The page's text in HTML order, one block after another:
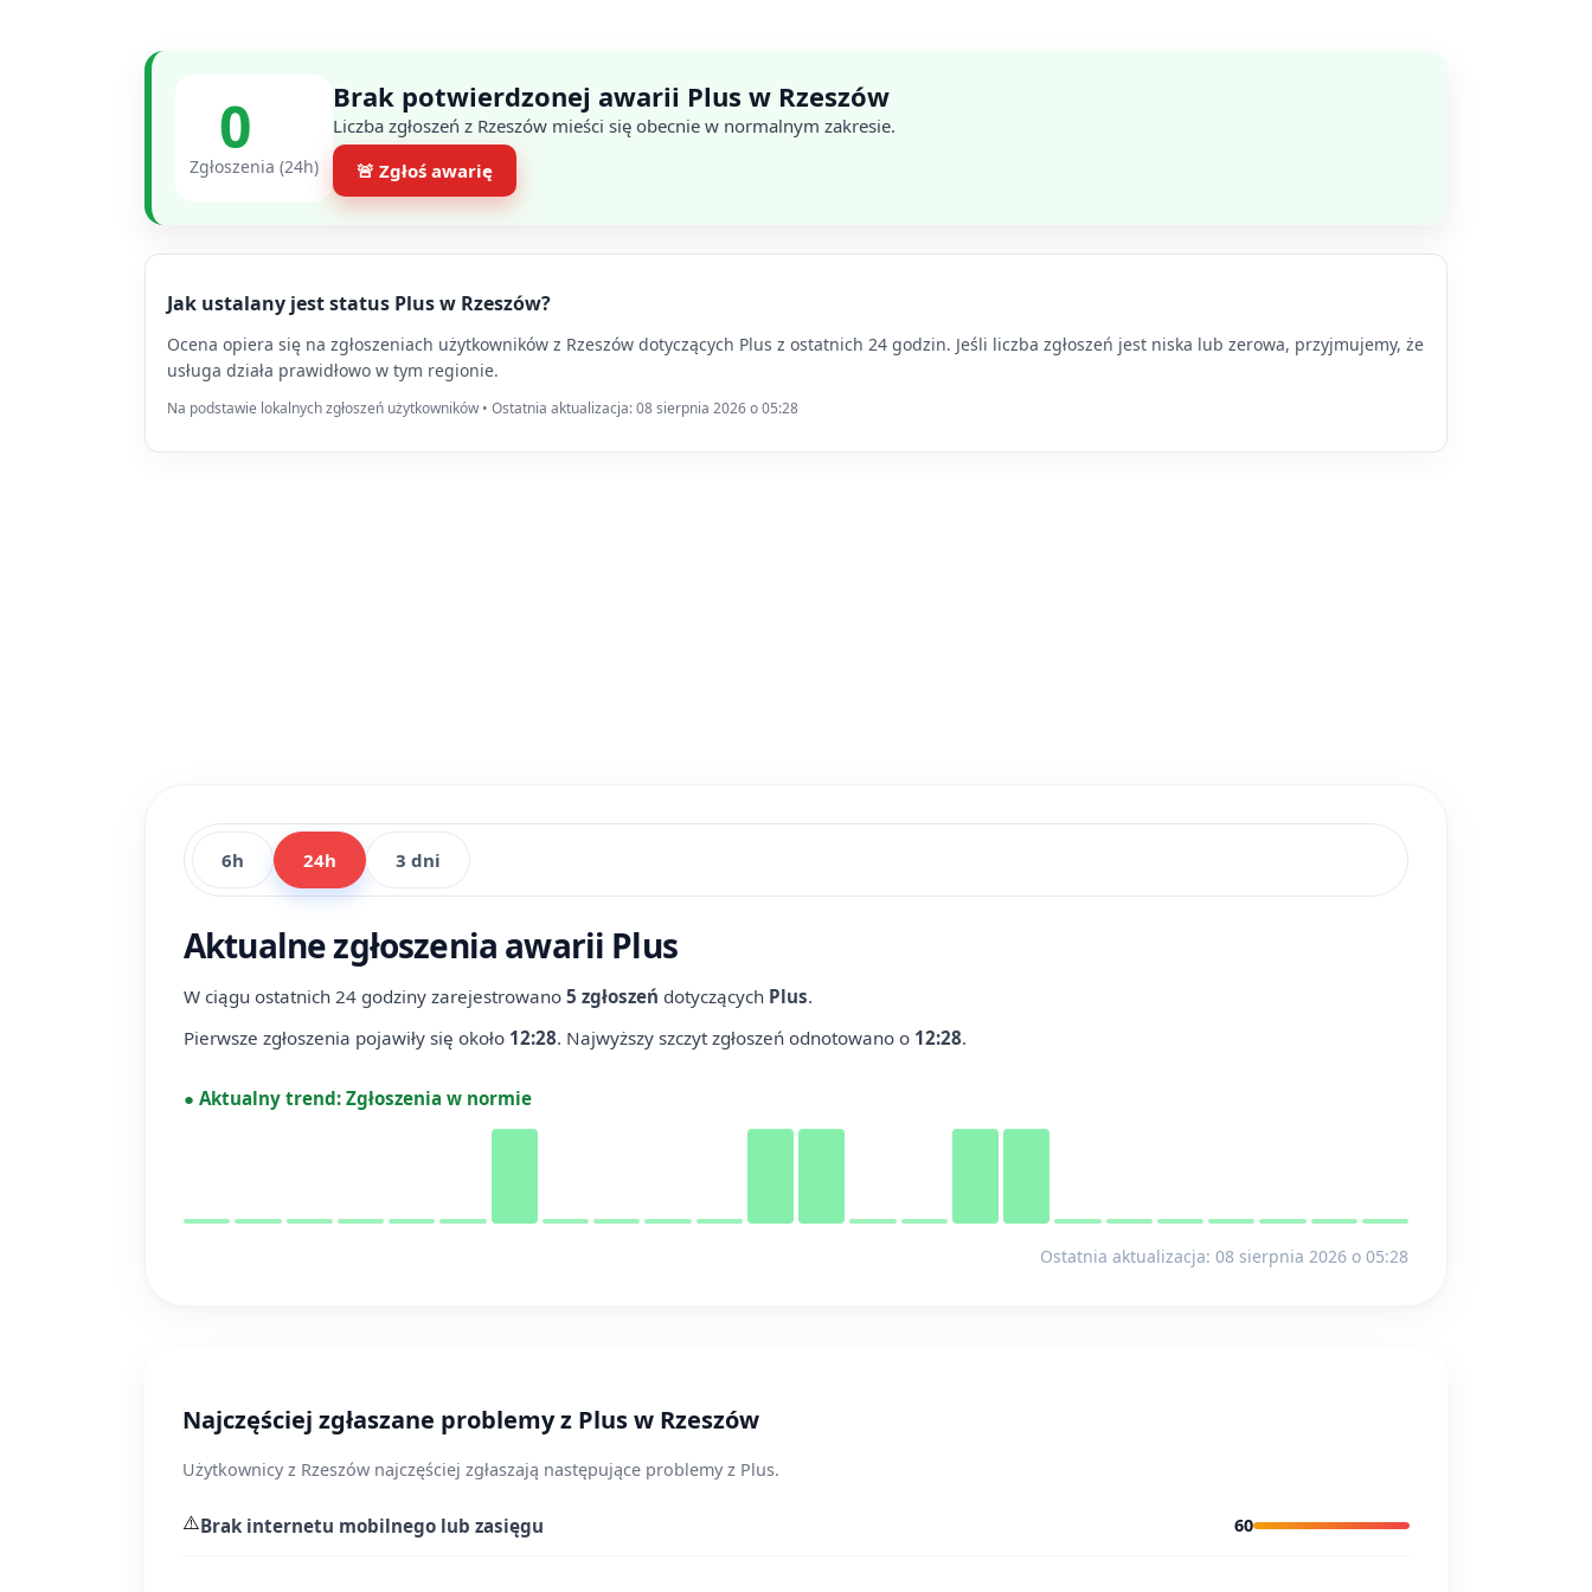
0
Zgłoszenia (24h)
Brak potwierdzonej awarii Plus w Rzeszów
Liczba zgłoszeń z Rzeszów mieści się obecnie w normalnym zakresie.
🚨 Zgłoś awarię
Jak ustalany jest status Plus w Rzeszów?
Ocena opiera się na zgłoszeniach użytkowników z Rzeszów dotyczących Plus z ostatnich 24 godzin. Jeśli liczba zgłoszeń jest niska lub zerowa, przyjmujemy, że
usługa działa prawidłowo w tym regionie.
Na podstawie lokalnych zgłoszeń użytkowników • Ostatnia aktualizacja: 08 sierpnia 2026 o 05:28
6h 24h 3 dni
Aktualne zgłoszenia awarii Plus
W ciągu ostatnich 24 godziny zarejestrowano 5 zgłoszeń dotyczących Plus.
Pierwsze zgłoszenia pojawiły się około 12:28. Najwyższy szczyt zgłoszeń odnotowano o 12:28.
● Aktualny trend: Zgłoszenia w normie
Ostatnia aktualizacja: 08 sierpnia 2026 o 05:28
Najczęściej zgłaszane problemy z Plus w Rzeszów
Użytkownicy z Rzeszów najczęściej zgłaszają następujące problemy z Plus.
⚠️Brak internetu mobilnego lub zasięgu 60